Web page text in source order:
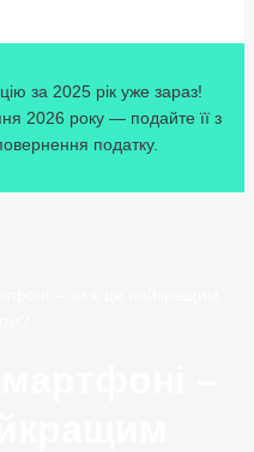
за 2025 рік уже зараз!
2026 року — подайте її з
податку.